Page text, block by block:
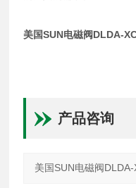
美国SUN电磁阀DLDA-
产品咨询